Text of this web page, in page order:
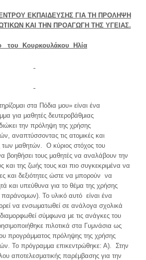
ΕΚΠΑΙΔΕΥΣΗΣ ΓΙΑ ΤΗ ΠΡΟΛΗΨΗ
ΚΑΙ ΤΗΝ ΠΡΟΑΓΩΓΗ ΤΗΣ ΥΓΕΙΑΣ.
του Κουρκουλάκου Ηλία
στα Πόδια μου» είναι ένα
για μαθητές δευτεροβάθμιας
την πρόληψη της χρήσης
αναπτύσσοντας τις ατομικές και
των μαθητών. Ο κύριος στόχος του
βοηθήσει τους μαθητές να αναλάβουν την
και της ζωής τους και πιο συγκεκριμένα να
και δεξιότητες ώστε να μπορούν να
και υπεύθυνα για το θέμα της χρήσης
Το υλικό αυτό είναι ένα
να ενσωματωθεί σε ανάλογα σχολικά
σύμφωνα με τις ανάγκες του
πιλοτικά στα Γυμνάσια ως
προγράμματος πρόληψης της χρήσης
Το πρόγραμμα επικεντρώθηκε: Α). Στην
αποτελεσματικής παρέμβασης για την